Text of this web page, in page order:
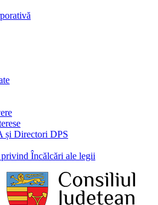
și Directori DPS
Încălcări ale legii